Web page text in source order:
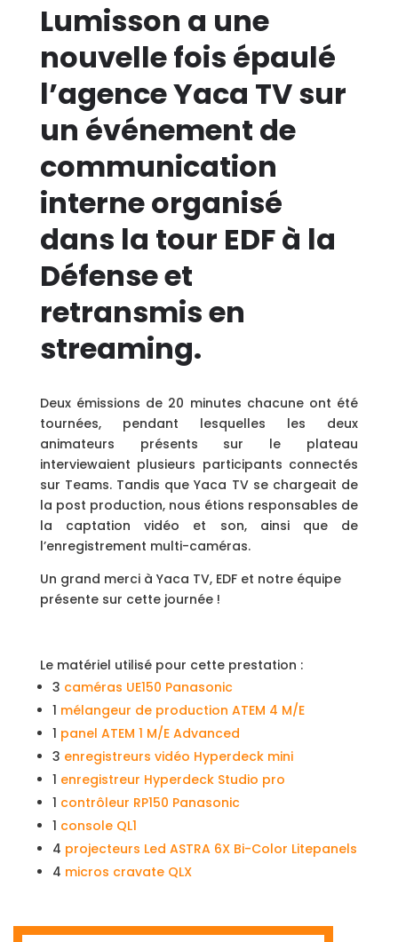
Lumisson a une
nouvelle fois épaulé
l’agence Yaca TV sur
un événement de
communication
interne organisé
dans la tour EDF à la
Défense et
retransmis en
streaming.
Deux émissions de 20 minutes chacune ont été
tournées, pendant lesquelles les deux
animateurs présents sur le plateau
interviewaient plusieurs participants connectés
sur Teams. Tandis que Yaca TV se chargeait de
la post production, nous étions responsables de
la captation vidéo et son, ainsi que de
l’enregistrement multi-caméras.
Un grand merci à Yaca TV, EDF et notre équipe
présente sur cette journée !
Le matériel utilisé pour cette prestation :
3 caméras UE150 Panasonic
1 mélangeur de production ATEM 4 M/E
1 panel ATEM 1 M/E Advanced
3 enregistreurs vidéo Hyperdeck mini
1 enregistreur Hyperdeck Studio pro
1 contrôleur RP150 Panasonic
1 console QL1
4 projecteurs Led ASTRA 6X Bi-Color Litepanels
4 micros cravate QLX